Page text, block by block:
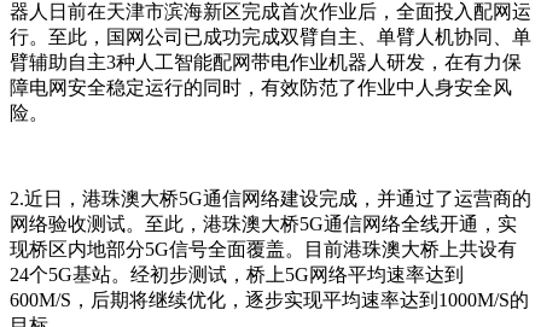
器人日前在天津市滨海新区完成首次作业后，全面投入配网运
行。至此，国网公司已成功完成双臂自主、单臂人机协同、单
臂辅助自主3种人工智能配网带电作业机器人研发，在有力保
障电网安全稳定运行的同时，有效防范了作业中人身安全风
险。
2.近日，港珠澳大桥5G通信网络建设完成，并通过了运营商的
网络验收测试。至此，港珠澳大桥5G通信网络全线开通，实
现桥区内地部分5G信号全面覆盖。目前港珠澳大桥上共设有
24个5G基站。经初步测试，桥上5G网络平均速率达到
600M/S，后期将继续优化，逐步实现平均速率达到1000M/S的